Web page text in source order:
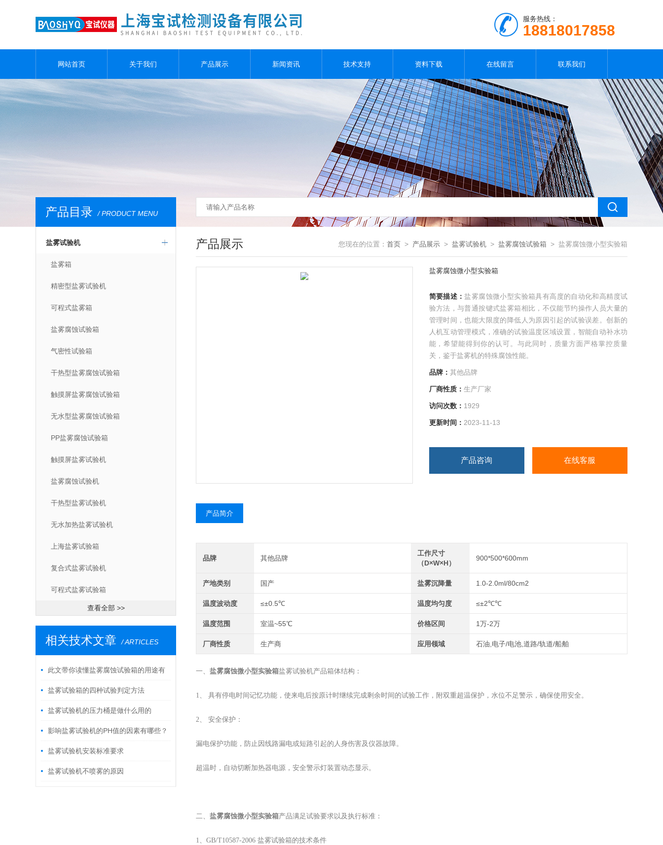
服务热线：
18818017858
网站首页 关于我们 产品展示 新闻资讯 技术支持 资料下载 在线留言 联系我们
产品目录 / PRODUCT MENU
盐雾试验机
盐雾箱
精密型盐雾试验机
可程式盐雾箱
盐雾腐蚀试验箱
气密性试验箱
干热型盐雾腐蚀试验箱
触摸屏盐雾腐蚀试验箱
无水型盐雾腐蚀试验箱
PP盐雾腐蚀试验箱
触摸屏盐雾试验机
盐雾腐蚀试验机
干热型盐雾试验机
无水加热盐雾试验机
上海盐雾试验箱
复合式盐雾试验机
可程式盐雾试验箱
查看全部 >>
相关技术文章 / ARTICLES
此文带你读懂盐雾腐蚀试验箱的用途有
哪些盐雾试验箱的四种试验判定方法
盐雾试验机的压力桶是做什么用的
影响盐雾试验机的PH值的因素有哪些？
盐雾试验机安装标准要求
盐雾试验机不喷雾的原因
产品展示 您现在的位置： 首页 > 产品展示 > 盐雾试验机 > 盐雾腐蚀试验箱 > 盐雾腐蚀微小型实验箱
盐雾腐蚀微小型实验箱
简要描述：盐雾腐蚀微小型实验箱具有高度的自动化和高精度试
验方法，与普通按键式盐雾箱相比，不仅能节约操作人员大量的
管理时间，也能大限度的降低人为原因引起的试验误差。创新的
人机互动管理模式，准确的试验温度区域设置，智能自动补水功
能，希望能得到你的认可。与此同时，质量方面严格掌控质量
关，鉴于盐雾机的特殊腐蚀性能。
品牌： 其他品牌
厂商性质： 生产厂家
访问次数： 1929
更新时间： 2023-11-13
产品咨询 在线客服
产品简介
品牌 其他品牌
工作尺寸
（D×W×H）
900*500*600mm
产地类别 国产 盐雾沉降量 1.0-2.0ml/80cm2
温度波动度 ≤±0.5℃ 温度均匀度 ≤±2℃℃
温度范围 室温~55℃ 价格区间 1万-2万
厂商性质 生产商 应用领域 石油,电子/电池,道路/轨道/船舶
一、 盐雾腐蚀微小型实验箱盐雾试验机产品箱体结构：
1、 具有停电时间记忆功能，使来电后按原计时继续完成剩余时间的试验工作，附双重超温保护，水位不足警示，确保使用安全。
2、 安全保护：
漏电保护功能，防止因线路漏电或短路引起的人身伤害及仪器故障。
超温时，自动切断加热器电源，安全警示灯装置动态显示。
二、 盐雾腐蚀微小型实验箱产品满足试验要求以及执行标准：
1、GB/T10587-2006 盐雾试验箱的技术条件